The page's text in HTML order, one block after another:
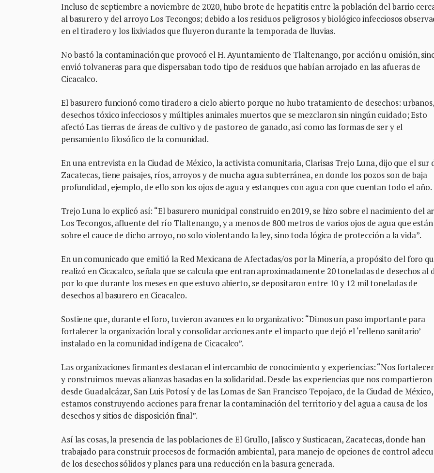
Incluso de septiembre a noviembre de 2020, hubo brote de hepatitis entre la población del barrio
al basurero y del arroyo Los Tecongos; debido a los residuos peligrosos y biológico infecciosos
en el tiradero y los lixiviados que fluyeron durante la temporada de lluvias.
No bastó la contaminación que provocó el H. Ayuntamiento de Tlaltenango, por acción u omisión,
envió tolvaneras para que dispersaban todo tipo de residuos que habían arrojado en las afueras de
Cicacalco.
El basurero funcionó como tiradero a cielo abierto porque no hubo tratamiento de desechos: urbanos,
desechos tóxico infecciosos y múltiples animales muertos que se mezclaron sin ningún cuidado; Esto
afectó Las tierras de áreas de cultivo y de pastoreo de ganado, así como las formas de ser y el
pensamiento filosófico de la comunidad.
En una entrevista en la Ciudad de México, la activista comunitaria, Clarisas Trejo Luna, dijo que el sur
Zacatecas, tiene paisajes, ríos, arroyos y de mucha agua subterránea, en donde los pozos son de baja
profundidad, ejemplo, de ello son los ojos de agua y estanques con agua con que cuentan todo el año.
Trejo Luna lo explicó así: “El basurero municipal construido en 2019, se hizo sobre el nacimiento del
Los Tecongos, afluente del río Tlaltenango, y a menos de 800 metros de varios ojos de agua que están
sobre el cauce de dicho arroyo, no solo violentando la ley, sino toda lógica de protección a la vida”.
En un comunicado que emitió la Red Mexicana de Afectadas/os por la Minería, a propósito del foro
realizó en Cicacalco, señala que se calcula que entran aproximadamente 20 toneladas de desechos al
por lo que durante los meses en que estuvo abierto, se depositaron entre 10 y 12 mil toneladas de
desechos al basurero en Cicacalco.
Sostiene que, durante el foro, tuvieron avances en lo organizativo: “Dimos un paso importante para
fortalecer la organización local y consolidar acciones ante el impacto que dejó el ‘relleno sanitario’
instalado en la comunidad indígena de Cicacalco”.
Las organizaciones firmantes destacan el intercambio de conocimiento y experiencias: “Nos
y construimos nuevas alianzas basadas en la solidaridad. Desde las experiencias que nos compartieron
desde Guadalcázar, San Luis Potosí y de las Lomas de San Francisco Tepojaco, de la Ciudad de México,
estamos construyendo acciones para frenar la contaminación del territorio y del agua a causa de los
desechos y sitios de disposición final”.
Así las cosas, la presencia de las poblaciones de El Grullo, Jalisco y Susticacan, Zacatecas, donde han
trabajado para construir procesos de formación ambiental, para manejo de opciones de control
de los desechos sólidos y planes para una reducción en la basura generada.